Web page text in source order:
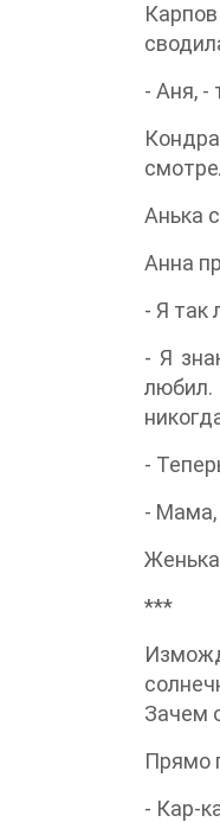
- Аня, -
Анька
Анна
- Я так
- Я
любил.
-
- Мама,
Женька
***
Зачем
Прямо
- Кар-